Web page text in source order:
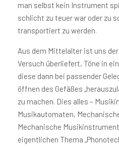
man selbst kein Instrument
schlicht zu teuer war oder zu
transportiert zu werden.
Aus dem Mittelalter ist uns
Versuch überliefert, Töne in
diese dann bei passender
öffnen des Gefäßes
zu machen. Dies alles –
Musikautomaten,
Mechanische
eigentlichen Thema